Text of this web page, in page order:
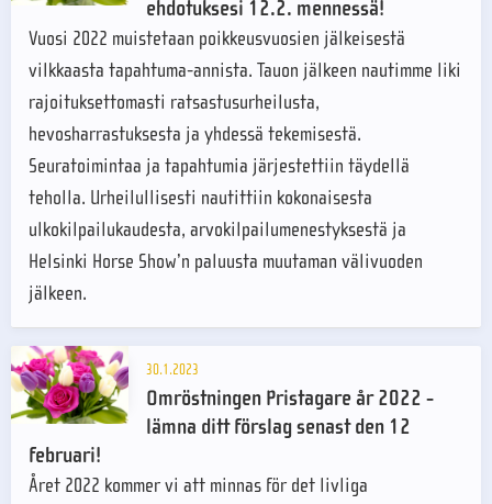
ehdotuksesi 12.2. mennessä!
Vuosi 2022 muistetaan poikkeusvuosien jälkeisestä
vilkkaasta tapahtuma-annista. Tauon jälkeen nautimme liki
rajoituksettomasti ratsastusurheilusta,
hevosharrastuksesta ja yhdessä tekemisestä.
Seuratoimintaa ja tapahtumia järjestettiin täydellä
teholla. Urheilullisesti nautittiin kokonaisesta
ulkokilpailukaudesta, arvokilpailumenestyksestä ja
Helsinki Horse Show’n paluusta muutaman välivuoden
jälkeen.
30.1.2023
Omröstningen Pristagare år 2022 -
lämna ditt förslag senast den 12
februari!
Året 2022 kommer vi att minnas för det livliga